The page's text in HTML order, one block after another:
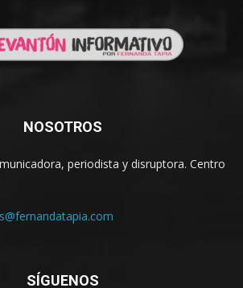
NOSOTROS
periodista y disruptora. Centro
SÍGUENOS